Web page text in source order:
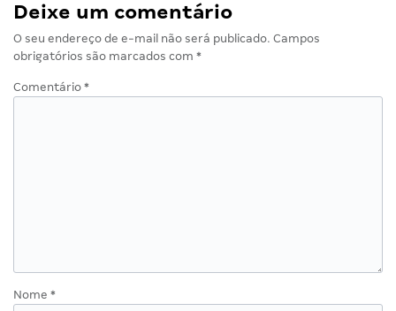
Deixe um comentário
O seu endereço de e-mail não será publicado. Campos
obrigatórios são marcados com *
Comentário *
Nome *